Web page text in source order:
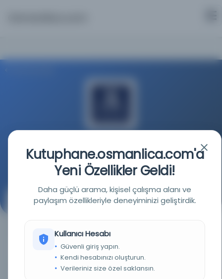
Kaynağa git
Ravzat el-ṛafā: [cilt 2]
1700-1799
Muhammed, Peygamber, d. 632., Cengiz Han,
Kutuphane.osmanlica.com'a
Yeni Özellikler Geldi!
Daha güçlü arama, kişisel çalışma alanı ve
paylaşım özellikleriyle deneyiminizi geliştirdik.
Kullanıcı Hesabı
Güvenli giriş yapın.
Kendi hesabınızı oluşturun.
Verileriniz size özel saklansın.